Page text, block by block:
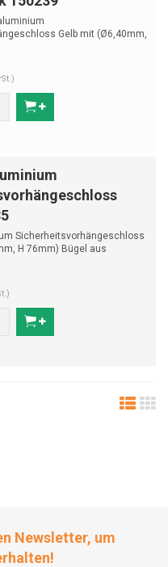
Gelb mit (Ø6,40mm,
Sicherheitsvorhängeschloss
H 76mm) Bügel aus
Newsletter, um